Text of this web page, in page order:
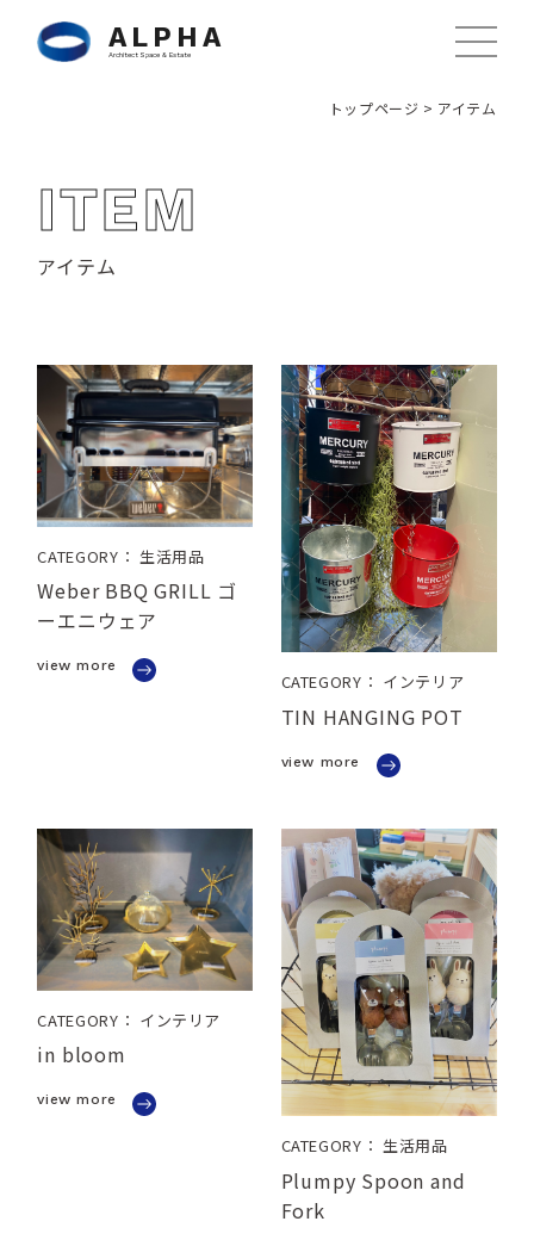
ALPHA
Architect Space & Estate
トップページ > アイテム
ITEM
アイテム
CATEGORY： 生活用品
Weber BBQ GRILL ゴ
ーエニウェア
view more
CATEGORY： インテリア
TIN HANGING POT
view more
CATEGORY： インテリア
in bloom
view more
CATEGORY： 生活用品
Plumpy Spoon and
Fork